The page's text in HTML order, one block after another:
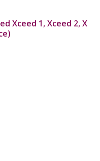
Xceed 1, Xceed 2, X